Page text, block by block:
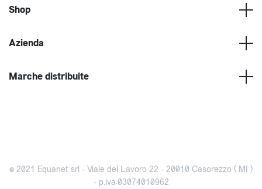
Shop
Azienda
Marche distribuite
© 2021 Equanet srl - Viale del Lavoro 22 - 20010 Casorezzo ( MI )
- p.iva:03074010962